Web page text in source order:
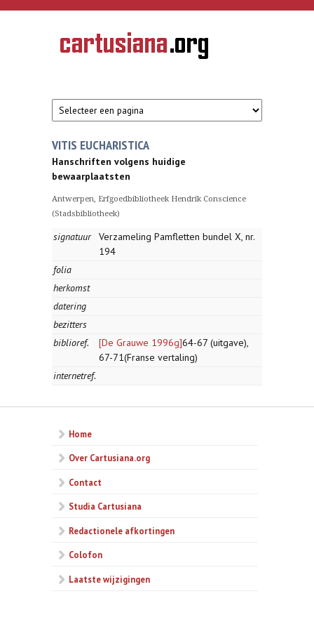
Overslaan en naar de inhoud gaan
CARTUSIANA
Geschiedenis
van de
VITIS EUCHARISTICA
Hanschriften volgens huidige
bewaarplaatsten
Antwerpen, Erfgoedbibliotheek Hendrik Conscience
(Stadsbibliotheek)
signatuur
Verzameling Pamfletten bundel X, nr.
194
folia
herkomst
datering
bezitters
biblioref.
[De Grauwe 1996g]64-67 (uitgave),
67-71(Franse vertaling)
internetref.
Home
Over Cartusiana.org
Contact
Studia Cartusiana
Redactionele afkortingen
Colofon
Laatste wijzigingen